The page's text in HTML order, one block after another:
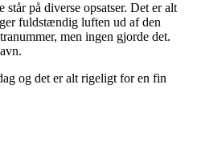
på diverse opsatser. Det er alt
fuldstændig luften ud af den
men ingen gjorde det.
og det er alt rigeligt for en fin